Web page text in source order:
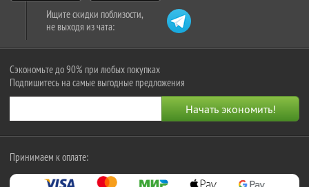
Ищите скидки поблизости,
не выходя из чата:
Сэкономьте до 90% при любых покупках
Подпишитесь на самые выгодные предложения
Принимаем к оплате: